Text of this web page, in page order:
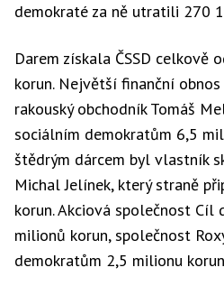
demokraté za ně utratili 270
Darem získala ČSSD celkově
korun. Největší finanční
rakouský obchodník Tomáš
sociálním demokratům 6,5
štědrým dárcem byl vlastník
Michal Jelínek, který straně
korun. Akciová společnost Cíl
milionů korun, společnost
demokratům 2,5 milionu